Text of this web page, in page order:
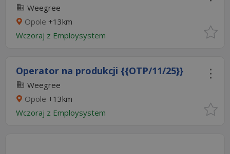
Weegree
Opole +13km
Wczoraj z Employsystem
Operator na produkcji {{OTP/11/25}}
Weegree
Opole +13km
Wczoraj z Employsystem